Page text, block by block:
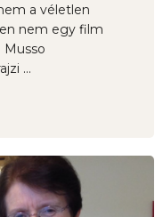
a véletlen
nem egy film
Musso
...